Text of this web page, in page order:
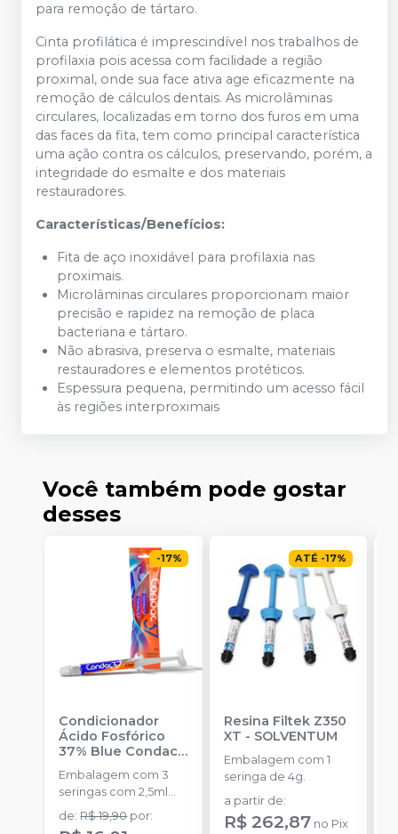
para remoção de tártaro.
Cinta profilática é imprescindível nos trabalhos de
profilaxia pois acessa com facilidade a região
proximal, onde sua face ativa age eficazmente na
remoção de cálculos dentais. As microlâminas
circulares, localizadas em torno dos furos em uma
das faces da fita, tem como principal característica
uma ação contra os cálculos, preservando, porém, a
integridade do esmalte e dos materiais
restauradores.
Características/Benefícios:
Fita de aço inoxidável para profilaxia nas
proximais.
Microlâminas circulares proporcionam maior
precisão e rapidez na remoção de placa
bacteriana e tártaro.
Não abrasiva, preserva o esmalte, materiais
restauradores e elementos protéticos.
Espessura pequena, permitindo um acesso fácil
às regiões interproximais
Você também pode gostar
desses
-17%
Condicionador
Ácido Fosfórico
37% Blue Condac-
FGM
Embalagem com 3
seringas com 2,5ml
cada uma e 3
ponteiras para
de:R$ 19,90 por:
ATÉ -17%
Resina Filtek Z350
XT - SOLVENTUM
Embalagem com 1
seringa de 4g.
a partir de:
R$ 262,87 no Pix